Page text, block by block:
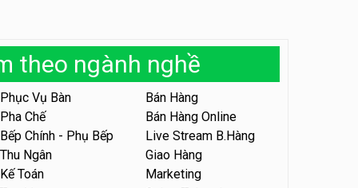
Tuyển nhân viên tiếp thực,
phục vụ bàn
Nhà hàng Phủi Quán
Tuyển nhân viên phục vụ ca
tối – quán kem dừa
Quán kem dừa
theo ngành nghề
Phục Vụ Bàn
Bán Hàng
Pha Chế
Bán Hàng Online
Bếp Chính - Phụ Bếp
Live Stream B.Hàng
Thu Ngân
Giao Hàng
Kế Toán
Marketing